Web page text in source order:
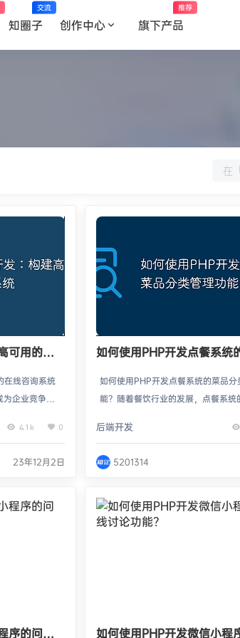
知圈子
交流
创作中心 旗下产品
推荐
可用的在
在线咨询系统
为企业竞争的
择的重要指
客服、在线教
。利用PHP
询系统可以
4.1k 0
23年12月2日
如何使用PHP开发点餐系统
如何使用PHP开发点餐系统的菜品分
能？随着餐饮行业的发展，点餐系统
展示和点餐功能，还需要菜品分类管
使用PHP开发点餐系统的菜品分类管
要设计数据库表结构。点餐系统的菜
功能需要两个表，分别为分类表和菜
后端开发
5201314
序的问答 如何使用PHP开发微信小程